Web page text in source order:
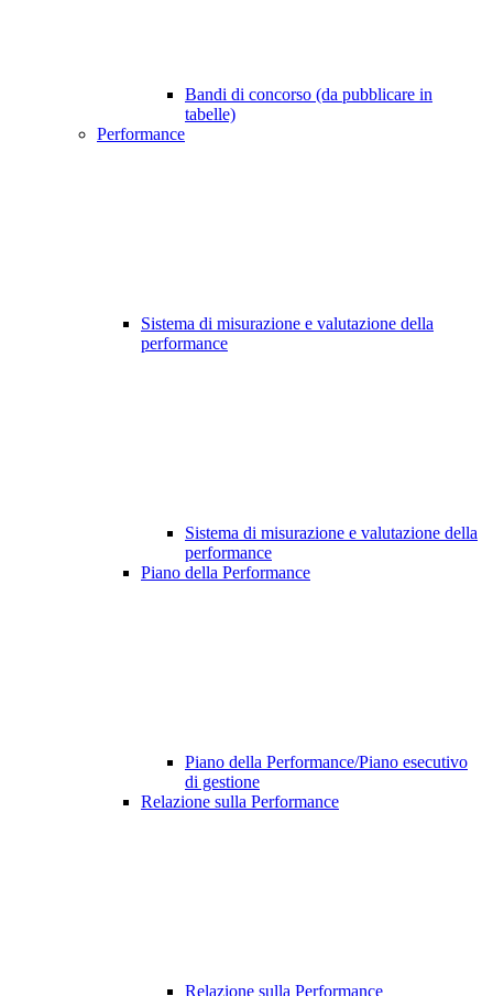
Bandi di concorso (da pubblicare in
tabelle)
Performance
Sistema di misurazione e valutazione della
performance
Sistema di misurazione e valutazione della
performance
Piano della Performance
Piano della Performance/Piano esecutivo
di gestione
Relazione sulla Performance
Relazione sulla Performance